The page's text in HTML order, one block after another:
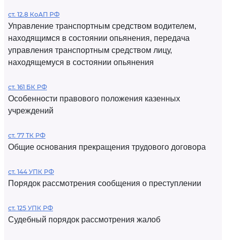
ст. 12.8 КоАП РФ
Управление транспортным средством водителем,
находящимся в состоянии опьянения, передача
управления транспортным средством лицу,
находящемуся в состоянии опьянения
ст. 161 БК РФ
Особенности правового положения казенных
учреждений
ст. 77 ТК РФ
Общие основания прекращения трудового договора
ст. 144 УПК РФ
Порядок рассмотрения сообщения о преступлении
ст. 125 УПК РФ
Судебный порядок рассмотрения жалоб